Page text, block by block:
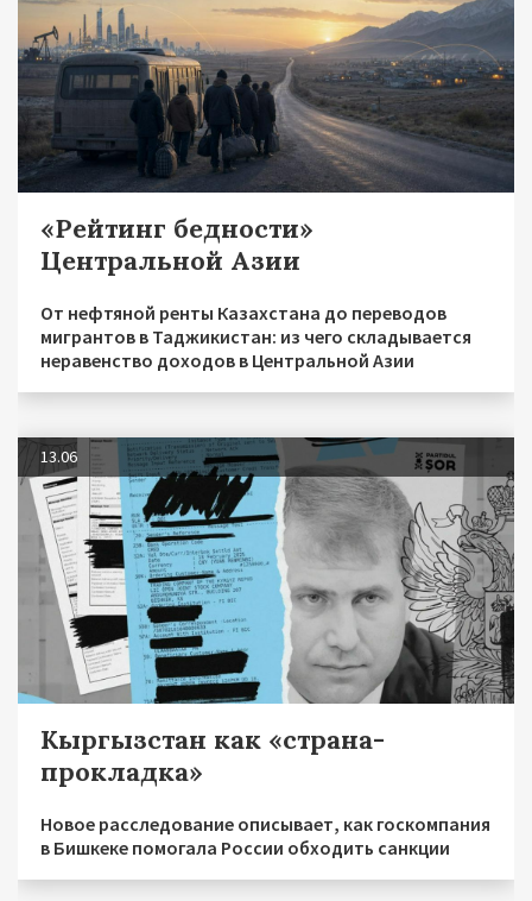
«Рейтинг бедности»
Центральной Азии
От нефтяной ренты Казахстана до переводов
мигрантов в Таджикистан: из чего складывается
неравенство доходов в Центральной Азии
13.06
Кыргызстан как «страна-
прокладка»
Новое расследование описывает, как госкомпания
в Бишкеке помогала России обходить санкции